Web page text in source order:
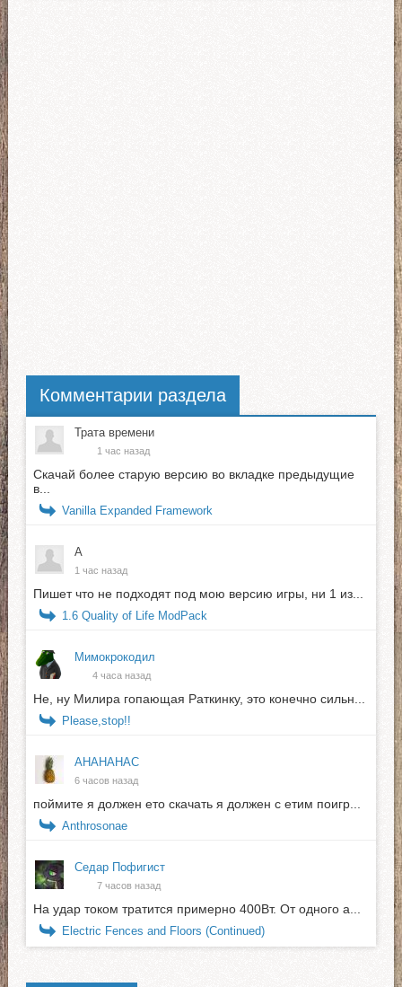
Комментарии раздела
Трата времени
1 час назад
Скачай более старую версию во вкладке предыдущие
в...
Vanilla Expanded Framework
А
1 час назад
Пишет что не подходят под мою версию игры, ни 1 из...
1.6 Quality of Life ModPack
Мимокрокодил
4 часа назад
Не, ну Милира гопающая Раткинку, это конечно сильн...
Please,stop!!
АНАНАНАС
6 часов назад
поймите я должен ето скачать я должен с етим поигр...
Anthrosonae
Седар Пофигист
7 часов назад
На удар током тратится примерно 400Вт. От одного а...
Electric Fences and Floors (Continued)